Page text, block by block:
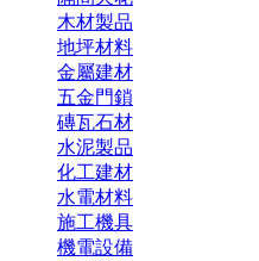
木材製品
地坪材料
金屬建材
五金門鎖
磚瓦石材
水泥製品
化工建材
水電材料
施工機具
機電設備